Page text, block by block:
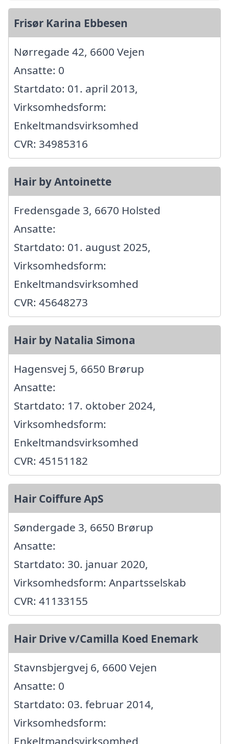
Frisør Karina Ebbesen
Nørregade 42, 6600 Vejen
Ansatte: 0
Startdato: 01. april 2013,
Virksomhedsform:
Enkeltmandsvirksomhed
CVR: 34985316
Hair by Antoinette
Fredensgade 3, 6670 Holsted
Ansatte:
Startdato: 01. august 2025,
Virksomhedsform:
Enkeltmandsvirksomhed
CVR: 45648273
Hair by Natalia Simona
Hagensvej 5, 6650 Brørup
Ansatte:
Startdato: 17. oktober 2024,
Virksomhedsform:
Enkeltmandsvirksomhed
CVR: 45151182
Hair Coiffure ApS
Søndergade 3, 6650 Brørup
Ansatte:
Startdato: 30. januar 2020,
Virksomhedsform: Anpartsselskab
CVR: 41133155
Hair Drive v/Camilla Koed Enemark
Stavnsbjergvej 6, 6600 Vejen
Ansatte: 0
Startdato: 03. februar 2014,
Virksomhedsform:
Enkeltmandsvirksomhed